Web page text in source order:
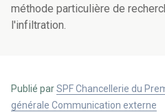
méthode particulière de
l'infiltration.
Publié parSPF Chancellerie du
générale Communication externe